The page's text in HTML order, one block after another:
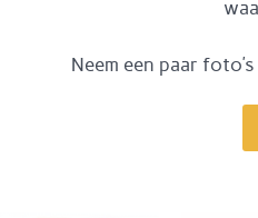
Neem een paar